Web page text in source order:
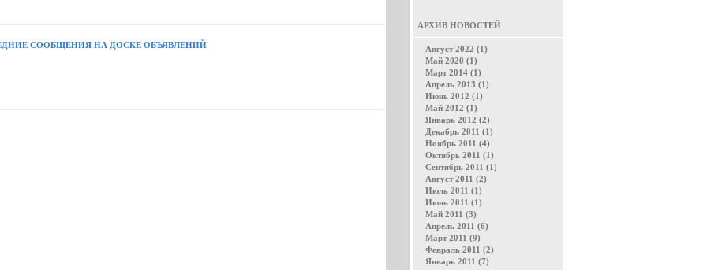
СООБЩЕНИЯ НА ДОСКЕ ОБЪЯВЛЕНИЙ
АРХИВ НОВОСТЕЙ
Август 2022 (1)
Май 2020 (1)
Март 2014 (1)
Апрель 2013 (1)
Июнь 2012 (1)
Май 2012 (1)
Январь 2012 (2)
Декабрь 2011 (1)
Ноябрь 2011 (4)
Октябрь 2011 (1)
Сентябрь 2011 (1)
Август 2011 (2)
Июль 2011 (1)
Июнь 2011 (1)
Май 2011 (3)
Апрель 2011 (6)
Март 2011 (9)
Февраль 2011 (2)
Январь 2011 (7)